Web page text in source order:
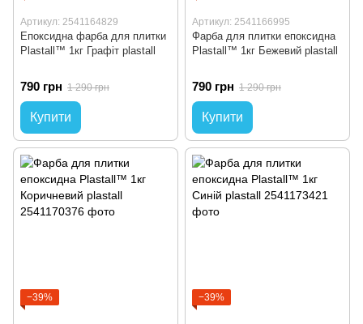
Артикул: 2541164829
Епоксидна фарба для плитки
Plastall™ 1кг Графіт plastall
790 грн 1 290 грн
Купити
Артикул: 2541166995
Фарба для плитки епоксидна
Plastall™ 1кг Бежевий plastall
790 грн 1 290 грн
Купити
−39% −39%